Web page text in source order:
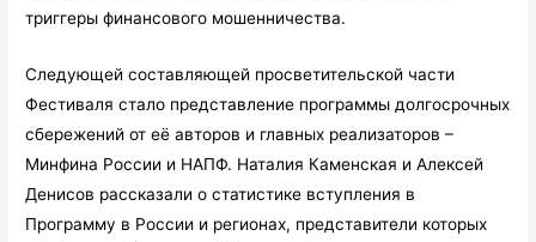
триггеры финансового мошенничества.
Следующей составляющей просветительской части
Фестиваля стало представление программы долгосрочных
сбережений от её авторов и главных реализаторов –
Минфина России и НАПФ. Наталия Каменская и Алексей
Денисов рассказали о статистике вступления в
Программу в России и регионах, представители которых